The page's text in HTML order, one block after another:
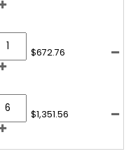
$672.76
$1,351.56